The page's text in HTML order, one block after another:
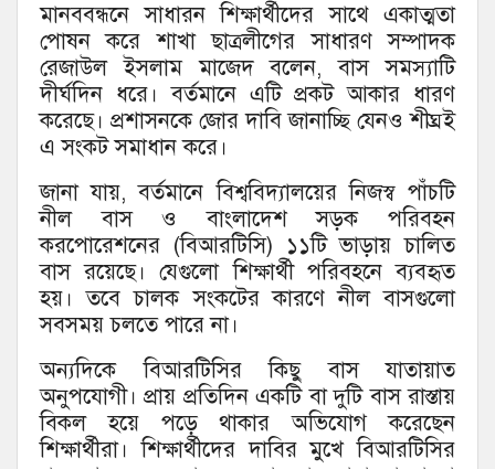
মানববন্ধনে সাধারন শিক্ষার্থীদের সাথে একাত্মতা
পোষন করে শাখা ছাত্রলীগের সাধারণ সম্পাদক
রেজাউল ইসলাম মাজেদ বলেন, বাস সমস্যাটি
দীর্ঘদিন ধরে। বর্তমানে এটি প্রকট আকার ধারণ
করেছে। প্রশাসনকে জোর দাবি জানাচ্ছি যেনও শীঘ্রই
এ সংকট সমাধান করে।
জানা যায়, বর্তমানে বিশ্ববিদ্যালয়ের নিজস্ব পাঁচটি
নীল বাস ও বাংলাদেশ সড়ক পরিবহন
করপোরেশনের (বিআরটিসি) ১১টি ভাড়ায় চালিত
বাস রয়েছে। যেগুলো শিক্ষার্থী পরিবহনে ব্যবহৃত
হয়। তবে চালক সংকটের কারণে নীল বাসগুলো
সবসময় চলতে পারে না।
অন্যদিকে বিআরটিসির কিছু বাস যাতায়াত
অনুপযোগী। প্রায় প্রতিদিন একটি বা দুটি বাস রাস্তায়
বিকল হয়ে পড়ে থাকার অভিযোগ করেছেন
শিক্ষার্থীরা। শিক্ষার্থীদের দাবির মুখে বিআরটিসির